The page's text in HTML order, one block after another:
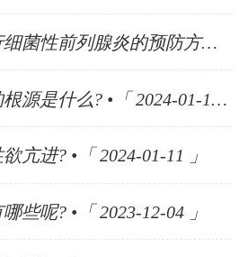
生活中能够进行细菌性前列腺炎的预防方法有哪些? •「 2024-01-15 」
出现性欲亢进的根源是什么? •「 2024-01-11 」
亢进? •「 2024-01-11 」
些呢? •「 2023-12-04 」